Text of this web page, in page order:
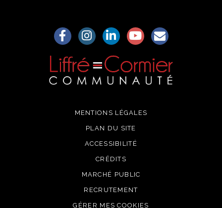
Lien vers le compte Facebook
Lien vers le compte Instagram
Lien vers le compte Linkedin
Lien vers la chaîne
S'aWonner à
MENTIONS LÉGALES
PLAN DU SITE
ACCESSIBILITÉ
CRÉDITS
MARCHÉ PUBLIC
RECRUTEMENT
GÉRER MES COOKIES